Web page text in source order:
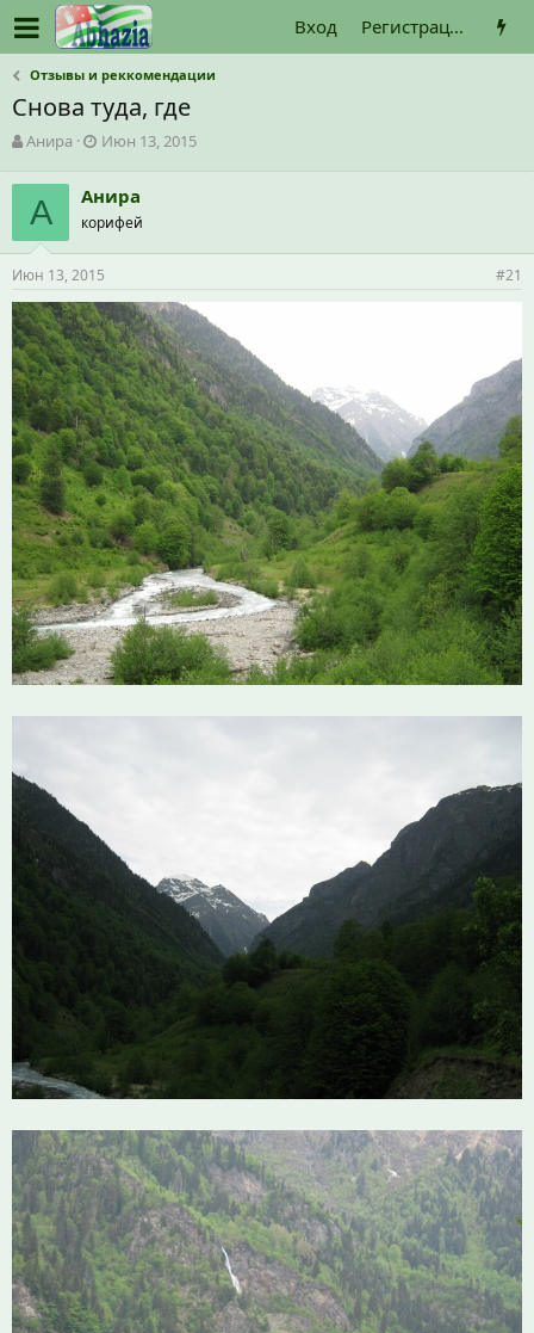
Вход Регистрация
Отзывы и реккомендации
Снова туда, где
А
т
р
т
е
м
ы
Анира
Д
а
н
ч
а
л
а
Июн 13, 2015
А Анира
корифей
Июн 13, 2015 #21